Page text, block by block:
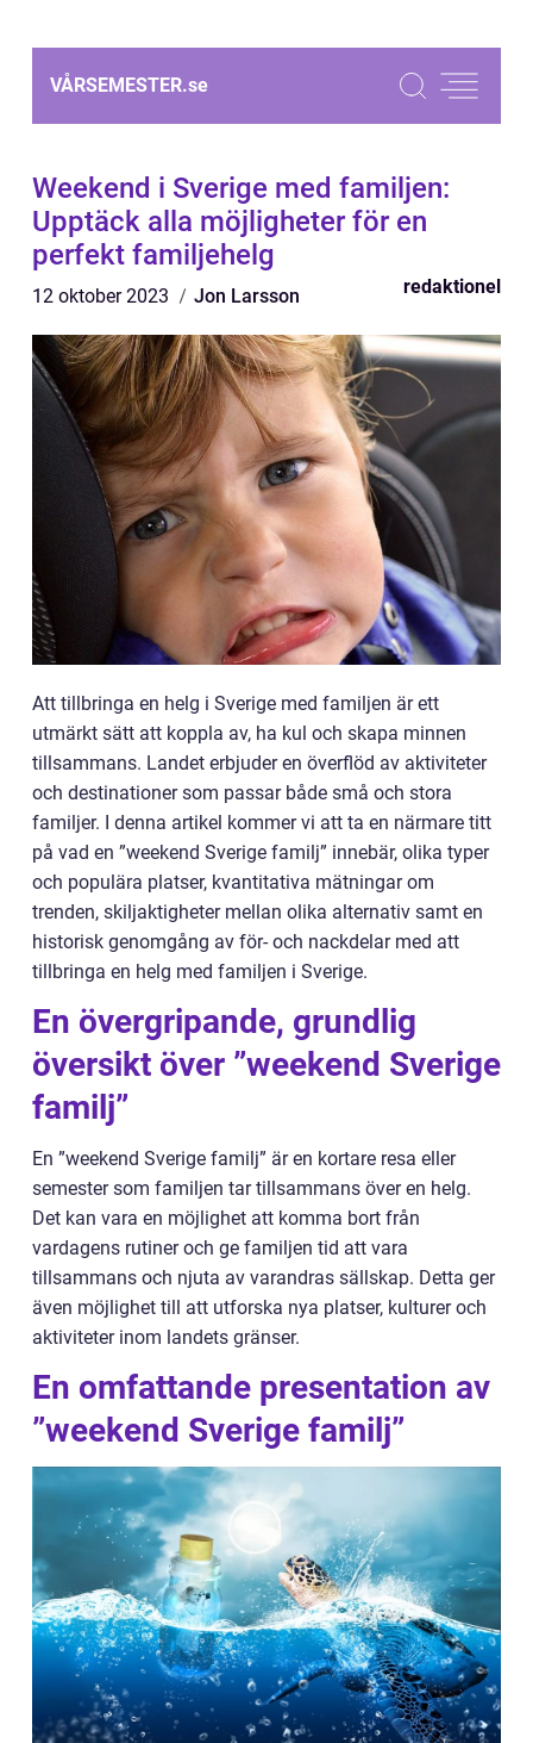
VÅRSEMESTER.se
Weekend i Sverige med familjen:
Upptäck alla möjligheter för en
perfekt familjehelg
12 oktober 2023 Jon Larsson redaktionel
Att tillbringa en helg i Sverige med familjen är ett
utmärkt sätt att koppla av, ha kul och skapa minnen
tillsammans. Landet erbjuder en överflöd av aktiviteter
och destinationer som passar både små och stora
familjer. I denna artikel kommer vi att ta en närmare titt
på vad en ”weekend Sverige familj” innebär, olika typer
och populära platser, kvantitativa mätningar om
trenden, skiljaktigheter mellan olika alternativ samt en
historisk genomgång av för- och nackdelar med att
tillbringa en helg med familjen i Sverige.
En övergripande, grundlig
översikt över ”weekend Sverige
familj”
En ”weekend Sverige familj” är en kortare resa eller
semester som familjen tar tillsammans över en helg.
Det kan vara en möjlighet att komma bort från
vardagens rutiner och ge familjen tid att vara
tillsammans och njuta av varandras sällskap. Detta ger
även möjlighet till att utforska nya platser, kulturer och
aktiviteter inom landets gränser.
En omfattande presentation av
”weekend Sverige familj”